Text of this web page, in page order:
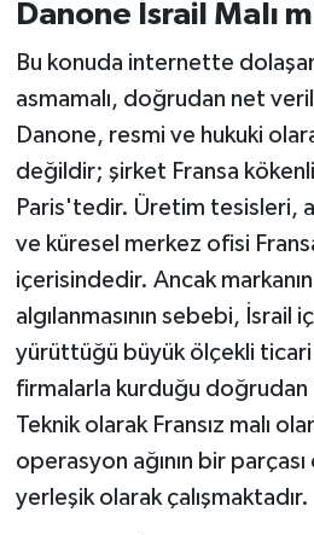
Danone İsrail Malı
Bu konuda internette
asmamalı, doğrudan net
Danone, resmi ve hukuki
değildir; şirket Fransa
Paris'tedir. Üretim tesisleri,
ve küresel merkez ofisi Fransa
içerisindedir. Ancak
algılanmasının sebebi, İsrail
yürüttüğü büyük ölçekli
firmalarla kurduğu doğrudan
Teknik olarak Fransız malı
operasyon ağının bir
yerleşik olarak çalışmaktadır.